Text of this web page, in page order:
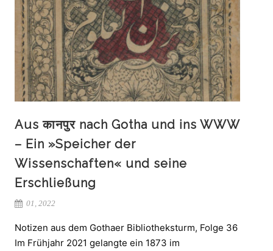
Aus कानपुर nach Gotha und ins WWW
– Ein »Speicher der
Wissenschaften« und seine
Erschließung
01, 2022
Notizen aus dem Gothaer Bibliotheksturm, Folge 36
Im Frühjahr 2021 gelangte ein 1873 im